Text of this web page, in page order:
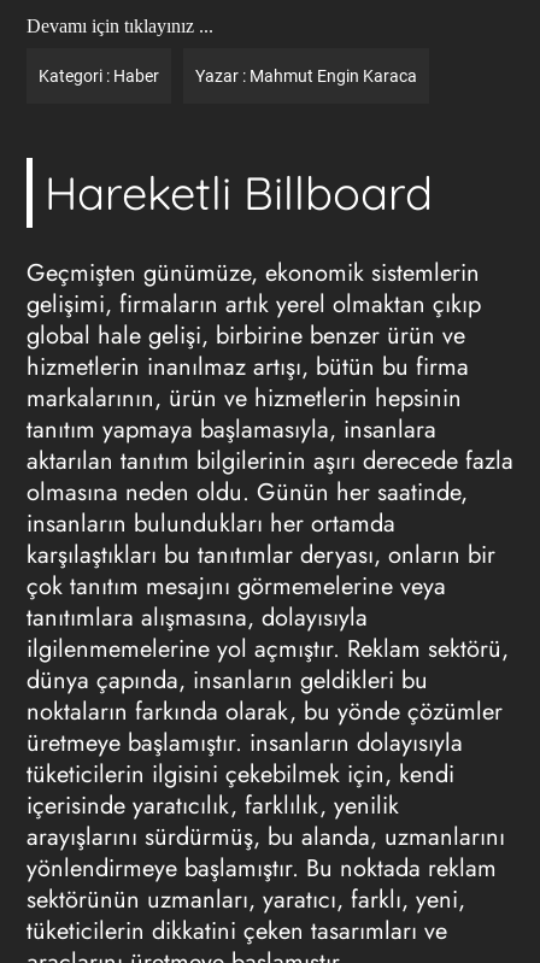
Devamı için tıklayınız ...
Kategori : Haber Yazar : Mahmut Engin Karaca
Hareketli Billboard
Geçmişten günümüze, ekonomik sistemlerin
gelişimi, firmaların artık yerel olmaktan çıkıp
global hale gelişi, birbirine benzer ürün ve
hizmetlerin inanılmaz artışı, bütün bu firma
markalarının, ürün ve hizmetlerin hepsinin
tanıtım yapmaya başlamasıyla, insanlara
aktarılan tanıtım bilgilerinin aşırı derecede fazla
olmasına neden oldu. Günün her saatinde,
insanların bulundukları her ortamda
karşılaştıkları bu tanıtımlar deryası, onların bir
çok tanıtım mesajını görmemelerine veya
tanıtımlara alışmasına, dolayısıyla
ilgilenmemelerine yol açmıştır. Reklam sektörü,
dünya çapında, insanların geldikleri bu
noktaların farkında olarak, bu yönde çözümler
üretmeye başlamıştır. insanların dolayısıyla
tüketicilerin ilgisini çekebilmek için, kendi
içerisinde yaratıcılık, farklılık, yenilik
arayışlarını sürdürmüş, bu alanda, uzmanlarını
yönlendirmeye başlamıştır. Bu noktada reklam
sektörünün uzmanları, yaratıcı, farklı, yeni,
tüketicilerin dikkatini çeken tasarımları ve